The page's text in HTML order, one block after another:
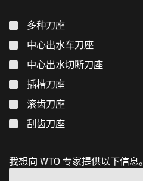
多种刀座
中心出水车刀座
中心出水切断刀座
插槽刀座
滚齿刀座
刮齿刀座
我想向 WTO 专家提供以下信息。